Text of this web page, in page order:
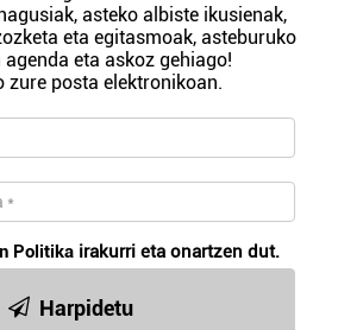
asteko albiste ikusienak,
eta egitasmoak, asteburuko
eta askoz gehiago!
zure posta elektronikoan.
Politika irakurri eta onartzen dut.
Harpidetu